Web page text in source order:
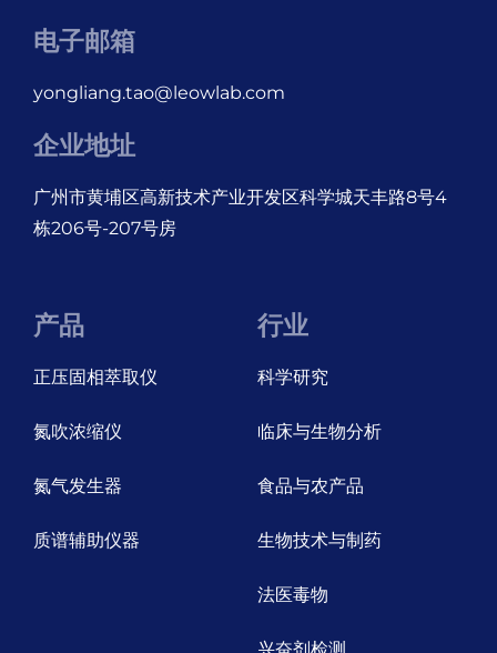
电子邮箱
yongliang.tao@leowlab.com
企业地址
广州市黄埔区高新技术产业开发区科学城天丰路8号4
栋206号-207号房
产品
正压固相萃取仪
氮吹浓缩仪
氮气发生器
质谱辅助仪器
行业
科学研究
临床与生物分析
食品与农产品
生物技术与制药
法医毒物